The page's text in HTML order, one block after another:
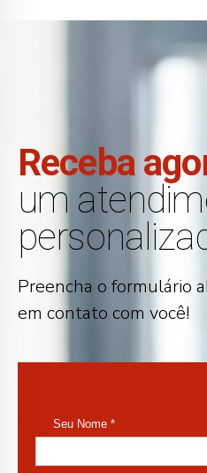
Receba
um
Preencha o formulário
em contato com você!